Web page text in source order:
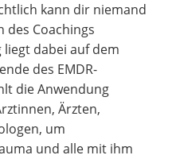
kann dir niemand
des Coachings
dabei auf dem
des EMDR-
die Anwendung
Ärzten,
um
und alle mit ihm